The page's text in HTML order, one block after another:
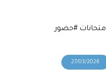
#حضور
27/03/2026